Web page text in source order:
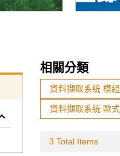
相關分類
資料擷取系統 模
資料擷取系統 歐
3 Total Items